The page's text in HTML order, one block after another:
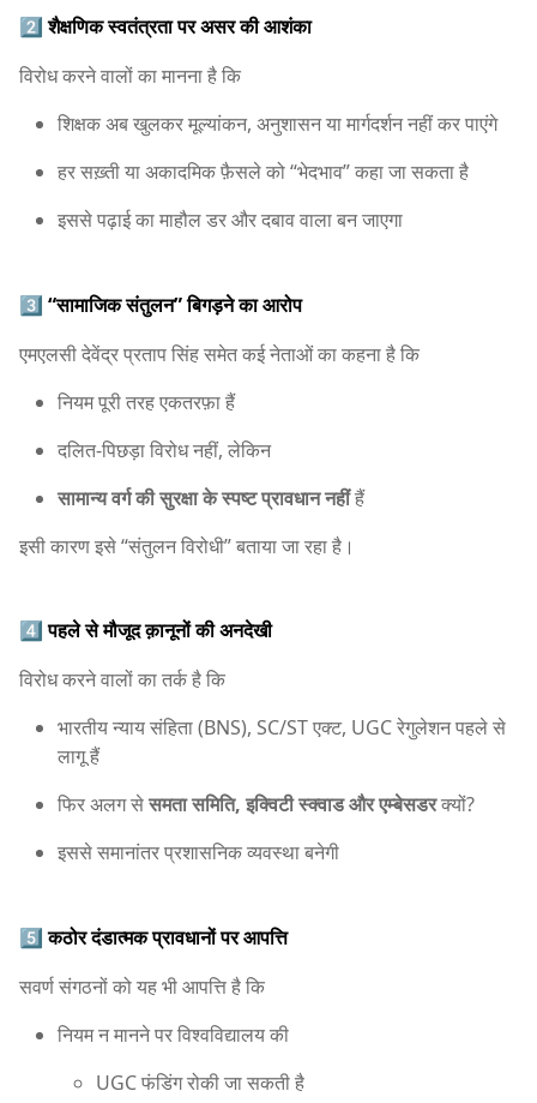
2️⃣शैक्षणिक स्वतंत्रता पर असर की आशंका
विरोध करने वालों का मानना है कि
शिक्षक अब खुलकर मूल्यांकन, अनुशासन या मार्गदर्शन नहीं कर पाएंगे
हर सख़्ती या अकादमिक फ़ैसले को “भेदभाव” कहा जा सकता है
इससे पढ़ाई का माहौल डर और दबाव वाला बन जाएगा
3️⃣ “सामाजिक संतुलन” बिगड़ने का आरोप
एमएलसी देवेंद्र प्रताप सिंह समेत कई नेताओं का कहना है कि
नियम पूरी तरह एकतरफ़ा हैं
दलित-पिछड़ा विरोध नहीं, लेकिन
सामान्य वर्ग की सुरक्षा के स्पष्ट प्रावधान नहींहैं
इसी कारण इसे “संतुलन विरोधी” बताया जा रहा है।
4️⃣पहले से मौजूद क़ानूनों की अनदेखी
विरोध करने वालों का तर्क है कि
भारतीय न्याय संहिता (BNS), SC/ST एक्ट, UGC रेगुलेशन पहले से
लागू हैं
फिर अलग सेसमता समिति, इक्विटी स्क्वाड और एम्बेसडरक्यों?
इससे समानांतर प्रशासनिक व्यवस्था बनेगी
5️⃣कठोर दंडात्मक प्रावधानों पर आपत्ति
सवर्ण संगठनों को यह भी आपत्ति है कि
नियम न मानने पर विश्वविद्यालय की
UGC फंडिंग रोकी जा सकती है